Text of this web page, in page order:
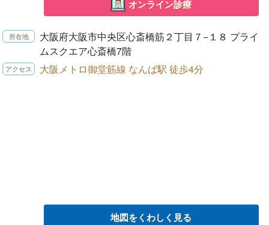
オンライン診療
大阪府大阪市中央区心斎橋筋２丁目７−１８ プライ
ムスクエア心斎橋7階
大阪メトロ御堂筋線 なんば駅 徒歩4分
地図をくわしく見る